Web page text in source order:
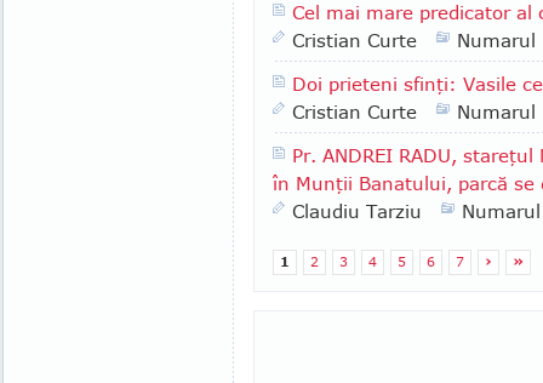
Cel mai mare predicator al
Cristian Curte
Numarul
Doi prieteni sfinţi: Vasile
Cristian Curte
Numarul
Pr. ANDREI RADU,
în Munţii Banatului, parcă se
Claudiu Tarziu
1 2 3 4 5 6 7 › »